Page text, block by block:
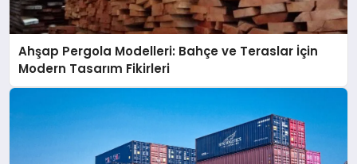
Ahşap Pergola Modelleri: Bahçe ve Teraslar İçin
Modern Tasarım Fikirleri